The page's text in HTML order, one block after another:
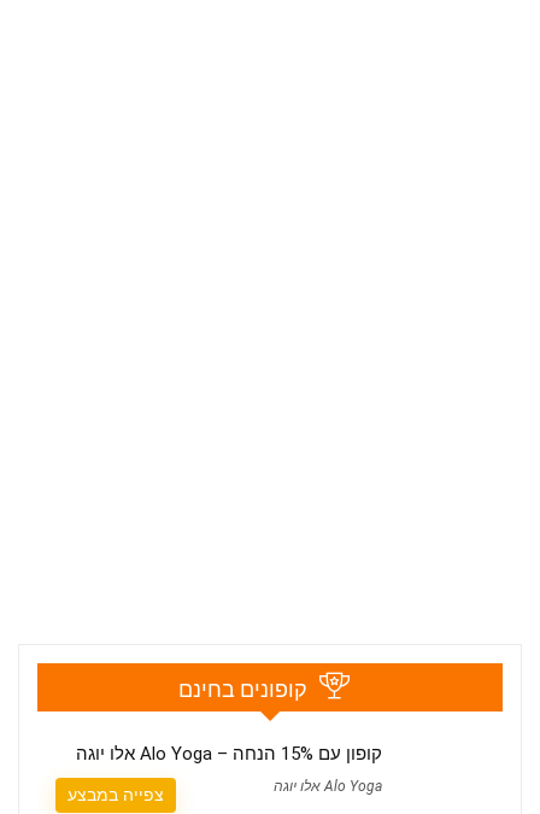
קופונים בחינם
קופון עם 15% הנחה – Alo Yoga אלו יוגה
Alo Yoga אלו יוגה צפייה במבצע